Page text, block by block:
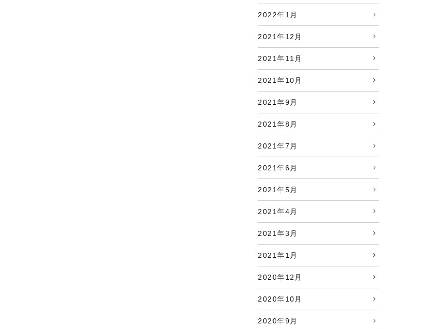
2022年1月
2021年12月
2021年11月
2021年10月
2021年9月
2021年8月
2021年7月
2021年6月
2021年5月
2021年4月
2021年3月
2021年1月
2020年12月
2020年10月
2020年9月